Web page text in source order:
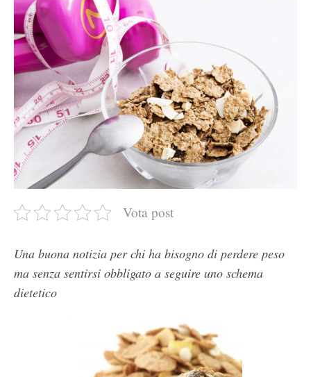
Vota post
Una buona notizia per chi ha bisogno di perdere peso
ma senza sentirsi obbligato a seguire uno schema
dietetico